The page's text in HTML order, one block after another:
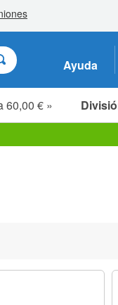
Ayuda
60,00 € »